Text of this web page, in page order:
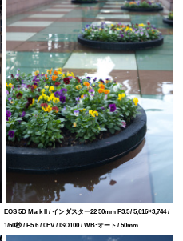
EOS 5D Mark II / インダスター22 50mm F3.5 / 5,616×3,744 /
1/60秒 / F5.6 / 0EV / ISO100 / WB:オート / 50mm